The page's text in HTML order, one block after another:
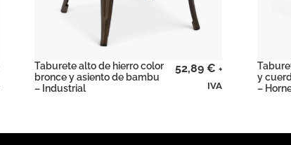
Taburete alto de hierro color
bronce y asiento de bambu
– Industrial
52,89 € +
IVA
y
–